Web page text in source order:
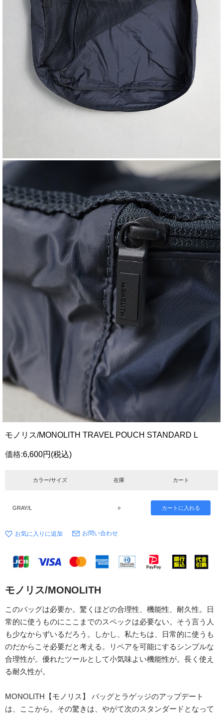
モノリス/MONOLITH TRAVEL POUCH STANDARD L
価格:6,600円 (税込)
カラー/サイズ 在庫 カート
GRAY/L ○
お問い合わせ
モノリス/MONOLITH
このバッグは必要か。驚くほどの合理性、機能性、耐久性。日
常的に使うものにここまでのスペックは必要ない。そう言う人
も少なからずいるだろう。しかし、私たちは、日常的に使うも
のだからこそ必要だと考える。リペアを可能にするシンプルな
合理性が。優れたツールとして小気味よい機能性が。長く使え
る耐久性が。
MONOLITH【モノリス】 バッグとラゲッジのアップデート
は、ここから。その驚きは、やがて次のスタンダードとなって